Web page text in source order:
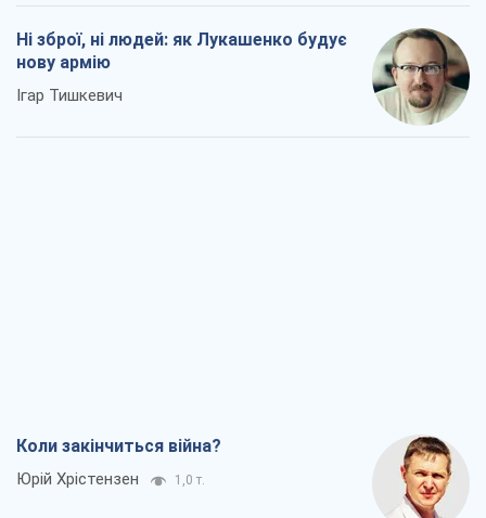
Ні зброї, ні людей: як Лукашенко будує
нову армію
Ігар Тишкевич
Коли закінчиться війна?
Юрій Хрістензен 1,0 т.